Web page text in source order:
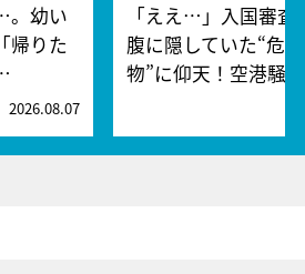
。幼い
帰りた
2026.08.07
「ええ…」入国審査
腹に隠していた“危
物”に仰天！空港騒